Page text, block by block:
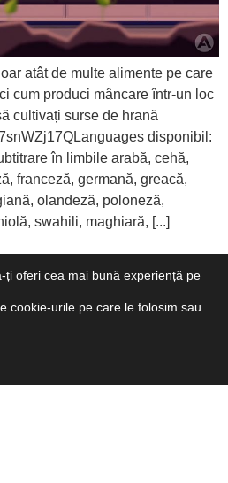
atât de multe alimente pe care
cum produci mâncare într-un loc
cultivați surse de hrană
disponibil:
în limbile arabă, cehă,
franceză, germană, greacă,
olandeză, poloneză,
swahili, maghiară, [...]
ți oferi cea mai bună experiență pe
cookie-urile pe care le folosim sau